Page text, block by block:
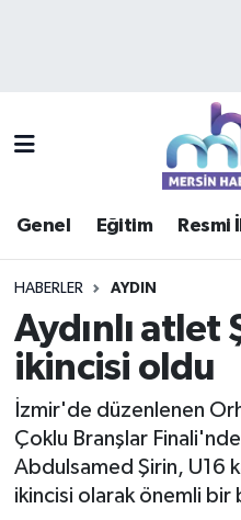
Genel Eğitim Resmi
HABERLER AYDIN
Aydınlı atlet
ikincisi oldu
İzmir'de düzenlenen
Çoklu Branşlar
Abdulsamed Şirin, U16
ikincisi olarak önemli bir
Güncel
Haberde insan
Kültür - Sanat
Mersin Trafik
Süper Lig Puan
Haber Arşivi